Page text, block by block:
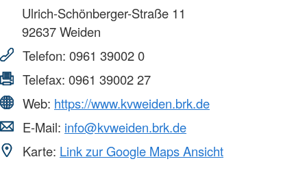
Ulrich-Schönberger-Straße 11
92637Weiden
Telefon: 0961 39002 0
Telefax: 0961 39002 27
Web: https://www.kvweiden.brk.de
E-Mail: info@kvweiden.brk.de
Karte: Link zur Google Maps Ansicht